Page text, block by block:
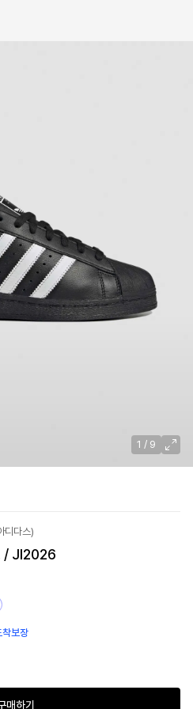
1 / 9
디다스)
/ JI2026
보장
매하기